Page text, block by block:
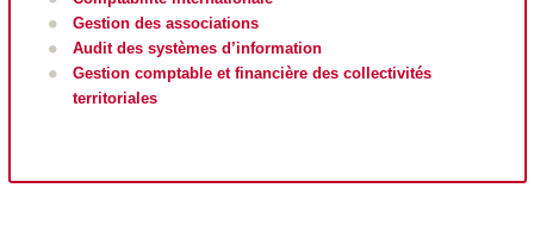
Gestion des associations
Audit des systèmes d’information
Gestion comptable et financière des collectivités
territoriales